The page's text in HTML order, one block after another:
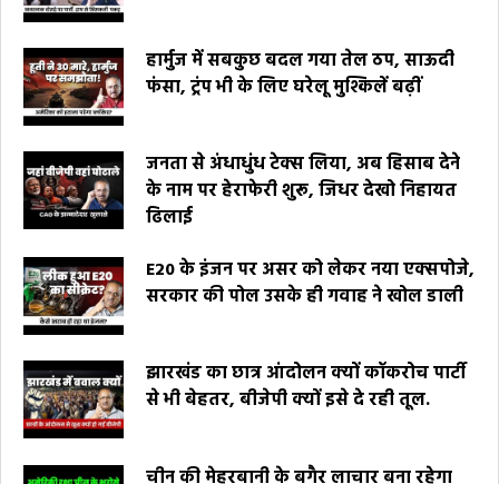
हार्मुज में सबकुछ बदल गया तेल ठप, साऊदी
फंसा, ट्रंप भी के लिए घरेलू मुश्किलें बढ़ीं
जनता से अंधाधुंध टेक्स लिया, अब हिसाब देने
के नाम पर हेराफेरी शुरू, जिधर देखो निहायत
ढिलाई
E20 के इंजन पर असर को लेकर नया एक्सपोजे,
सरकार की पोल उसके ही गवाह ने खोल डाली
झारखंड का छात्र आंदोलन क्यों कॉकरोच पार्टी
से भी बेहतर, बीजेपी क्यों इसे दे रही तूल.
चीन की मेहरबानी के बगैर लाचार बना रहेगा